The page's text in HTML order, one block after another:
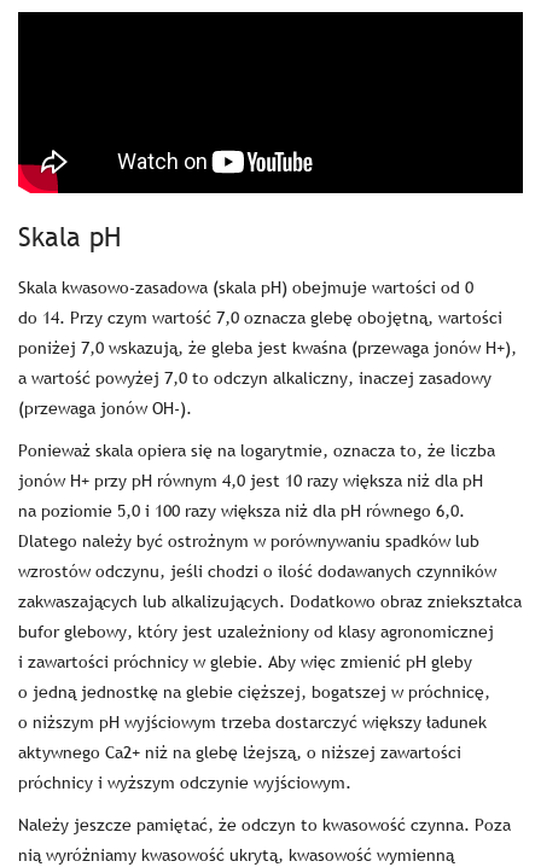
Skala pH
Skala kwasowo-zasadowa (skala pH) obejmuje wartości od 0
do 14. Przy czym wartość 7,0 oznacza glebę obojętną, wartości
poniżej 7,0 wskazują, że gleba jest kwaśna (przewaga jonów H+),
a wartość powyżej 7,0 to odczyn alkaliczny, inaczej zasadowy
(przewaga jonów OH-).
Ponieważ skala opiera się na logarytmie, oznacza to, że liczba
jonów H+ przy pH równym 4,0 jest 10 razy większa niż dla pH
na poziomie 5,0 i 100 razy większa niż dla pH równego 6,0.
Dlatego należy być ostrożnym w porównywaniu spadków lub
wzrostów odczynu, jeśli chodzi o ilość dodawanych czynników
zakwaszających lub alkalizujących. Dodatkowo obraz zniekształca
bufor glebowy, który jest uzależniony od klasy agronomicznej
i zawartości próchnicy w glebie. Aby więc zmienić pH gleby
o jedną jednostkę na glebie cięższej, bogatszej w próchnicę,
o niższym pH wyjściowym trzeba dostarczyć większy ładunek
aktywnego Ca2+ niż na glebę lżejszą, o niższej zawartości
próchnicy i wyższym odczynie wyjściowym.
Należy jeszcze pamiętać, że odczyn to kwasowość czynna. Poza
nią wyróżniamy kwasowość ukrytą, kwasowość wymienną